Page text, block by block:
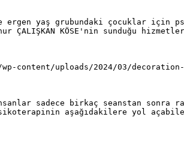
ve ergen yaş grubundaki çocuklar
ÇALIŞKAN KÖSE'nin sunduğu
content/uploads/2024/03/
sadece birkaç seanstan sonra
aşağıdakilere yol